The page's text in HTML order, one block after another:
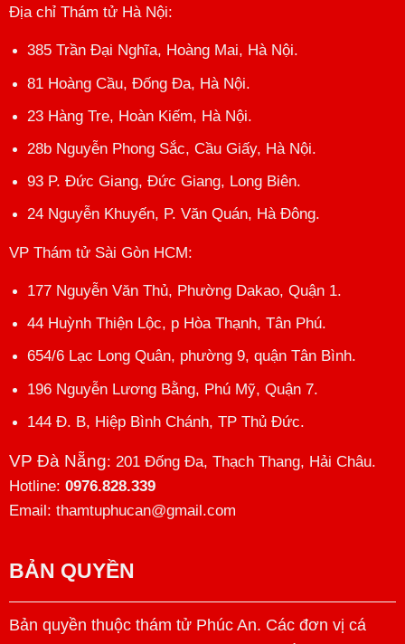
Địa chỉ Thám tử Hà Nội:
385 Trần Đại Nghĩa, Hoàng Mai, Hà Nội.
81 Hoàng Cầu, Đống Đa, Hà Nội.
23 Hàng Tre, Hoàn Kiếm, Hà Nội.
28b Nguyễn Phong Sắc, Cầu Giấy, Hà Nội.
93 P. Đức Giang, Đức Giang, Long Biên.
24 Nguyễn Khuyến, P. Văn Quán, Hà Đông.
VP Thám tử Sài Gòn HCM:
177 Nguyễn Văn Thủ, Phường Dakao, Quận 1.
44 Huỳnh Thiện Lộc, p Hòa Thạnh, Tân Phú.
654/6 Lạc Long Quân, phường 9, quận Tân Bình.
196 Nguyễn Lương Bằng, Phú Mỹ, Quận 7.
144 Đ. B, Hiệp Bình Chánh, TP Thủ Đức.
VP Đà Nẵng: 201 Đống Đa, Thạch Thang, Hải Châu.
Hotline: 0976.828.339
Email: thamtuphucan@gmail.com
BẢN QUYỀN
Bản quyền thuộc thám tử Phúc An. Các đơn vị cá